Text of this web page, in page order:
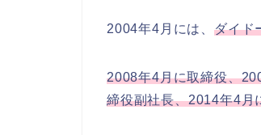
2004年4月には、 ダイド
2008年4月に取締役、
締役副社長、2014年4月